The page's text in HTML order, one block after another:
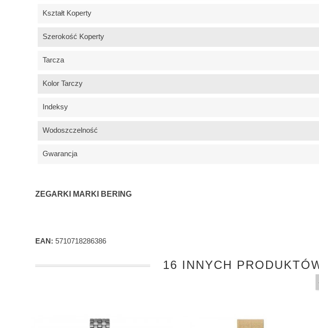
Kształt Koperty
Szerokość Koperty
Tarcza
Kolor Tarczy
Indeksy
Wodoszczelność
Gwarancja
ZEGARKI MARKI BERING
EAN: 5710718286386
16 INNYCH